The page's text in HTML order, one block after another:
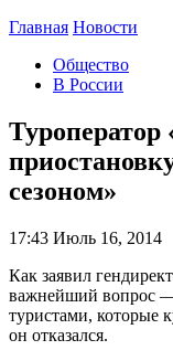
Главная Новости
Общество
В России
Туроператор
сезоном»
17:43 Июль 16, 2014
Как заявил
важнейший вопрос
туристами, которые
он отказался.